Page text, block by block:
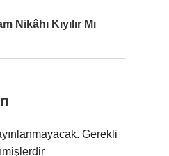
Nikâhı Kıyılır Mı
Gerekli